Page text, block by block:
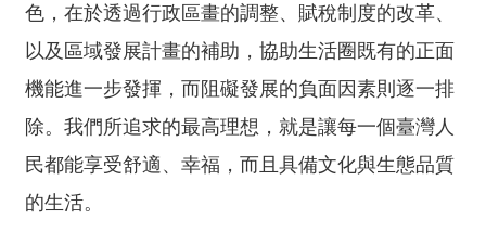
網
安
全
策
隱
私
色，在於透過行政區畫的調整、賦稅制度的改革、
以及區域發展計畫的補助，協助生活圈既有的正面
機能進一步發揮，而阻礙發展的負面因素則逐一排
除。我們所追求的最高理想，就是讓每一個臺灣人
民都能享受舒適、幸福，而且具備文化與生態品質
的生活。